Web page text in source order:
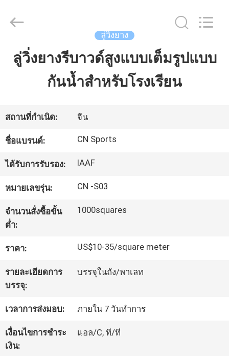
บ้าน
เกี่ยว
กับ
เรา
ทัวร์
โรงงาน
ควบคุม
คุณภาพ
ติดต่อ
Materials
Reserved.
ลู่วิ่งยาง
ลู่วิ่งยางรีบาวด์สูงแบบเต็มรูปแบบ
กันน้ำสำหรับโรงเรียน
สถานที่กำเนิด: จีน
ชื่อแบรนด์: CN Sports
ได้รับการรับรอง: IAAF
หมายเลขรุ่น: CN -S03
จำนวนสั่งซื้อขั้น
ต่ำ:
1000squares
ราคา: US$10-35/square meter
รายละเอียดการ
บรรจุ:
บรรจุในถัง/พาเลท
เวลาการส่งมอบ: ภายใน 7 วันทำการ
เงื่อนไขการชำระ
เงิน:
แอล/C, ที/ที